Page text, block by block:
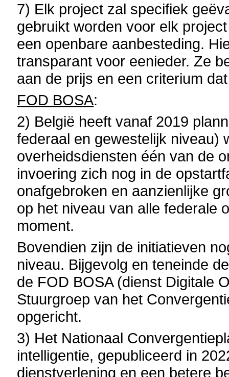
7) Elk project zal specifiek
gebruikt worden voor elk
een openbare aanbesteding.
transparant voor eenieder. Ze
aan de prijs en een criterium
FOD BOSA:
2) België heeft vanaf 2019
federaal en gewestelijk niveau)
overheidsdiensten één van de
invoering zich nog in de
onafgebroken en aanzienlijke
op het niveau van alle federale
moment.
Bovendien zijn de initiatieven
niveau. Bijgevolg en teneinde
de FOD BOSA (dienst Digitale
Stuurgroep van het
opgericht.
3) Het Nationaal
intelligentie, gepubliceerd in
dienstverlening en een betere